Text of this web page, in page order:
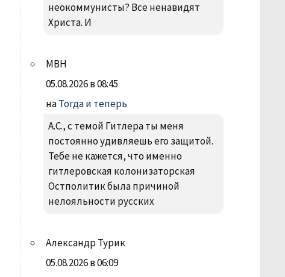
неокоммунисты? Все ненавидят
Христа. И
МВН
05.08.2026 в 08:45
наТогда и теперь
А.С., с темой Гитлера ты меня
постоянно удивляешь его защитой.
Тебе не кажется, что именно
гитлеровская колонизаторская
Остполитик была причиной
нелояльности русских
Александр Турик
05.08.2026 в 06:09